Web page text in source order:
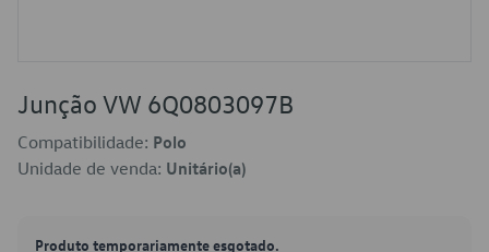
Junção VW 6Q0803097B
Compatibilidade: Polo
Unidade de venda: Unitário(a)
Produto temporariamente esgotado.